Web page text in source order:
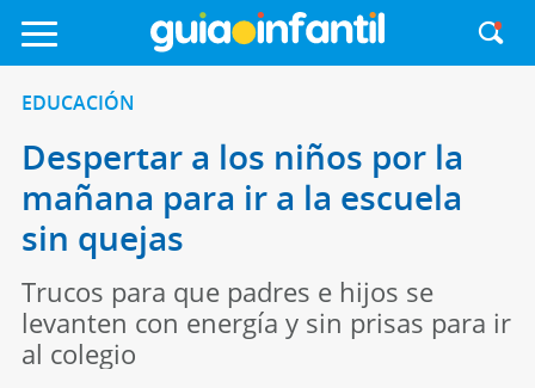
EDUCACIÓN
Despertar a los niños por la
mañana para ir a la escuela
sin quejas
Trucos para que padres e hijos se
levanten con energía y sin prisas para ir
al colegio